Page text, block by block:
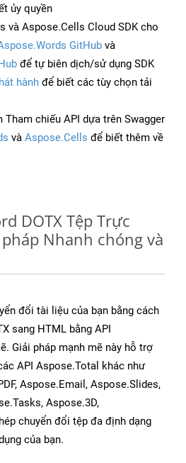
ủy quyền
và Aspose.Cells Cloud SDK cho
GitHub và
để tự biên dịch/sử dụng SDK
hành để biết các tùy chọn tải
Tham chiếu API dựa trên Swagger
và Aspose.Cells để biết thêm về
DOTX Tệp Trực
Nhanh chóng và
đổi tài liệu của bạn bằng cách
sang HTML bằng API
Giải pháp mạnh mẽ này hỗ trợ
API Aspose.Total khác như
Aspose.Email, Aspose.Slides,
Aspose.3D,
chuyển đổi tệp đa định dạng
của bạn.